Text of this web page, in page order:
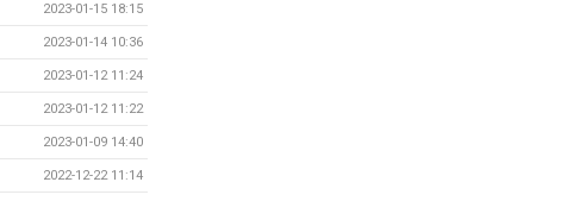
2023-01-15 18:15
2023-01-14 10:36
2023-01-12 11:24
2023-01-12 11:22
2023-01-09 14:40
2022-12-22 11:14